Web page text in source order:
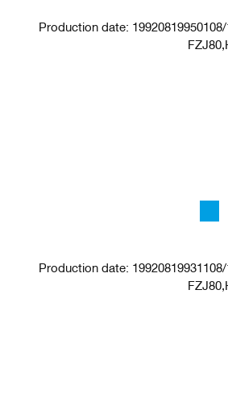
Production date:
Production date: